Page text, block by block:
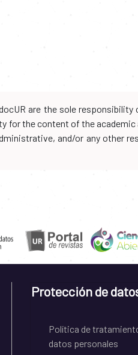
are the sole
the content of the
and/or any other
Protección de
Política de
datos personales